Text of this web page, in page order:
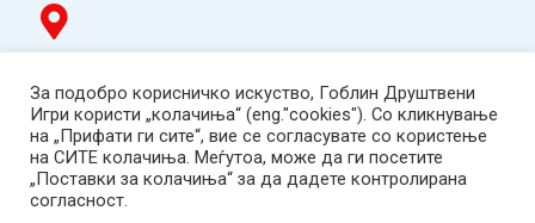
ТЦ Буњаковец - 1. кат, Скопје.
Tел: 078 669 482
Работно време: пон-пет 12:00-19:00 /саб 12:00-17:00
2001-2026 Goblin Games, All Rights Reserved.
Гоблин ДОО, Скопје. Даночен број:
За подобро корисничко искуство, Гоблин Друштвени
Игри користи „колачиња“ (eng."cookies"). Со кликнување
на „Прифати ги сите“, вие се согласувате со користење
на СИТЕ колачиња. Меѓутоа, може да ги посетите
„Поставки за колачиња“ за да дадете контролирана
согласност.